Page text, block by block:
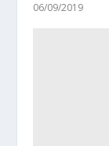
06/09/2019